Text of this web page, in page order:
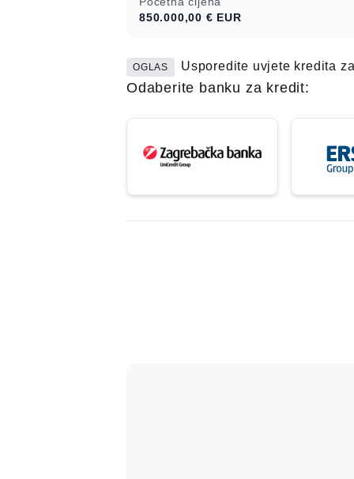
850.000,00 € EUR
OGLAS Usporedite uvjete kredita
Odaberite banku za kredit: